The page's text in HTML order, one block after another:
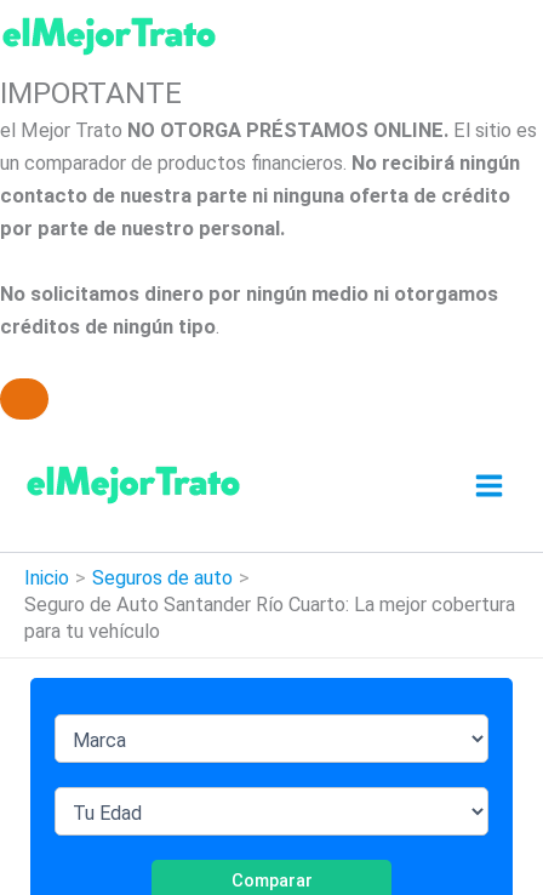
IMPORTANTE
el Mejor Trato NO OTORGA PRÉSTAMOS ONLINE. El sitio es
un comparador de productos financieros. No recibirá ningún
contacto de nuestra parte ni ninguna oferta de crédito
por parte de nuestro personal.
No solicitamos dinero por ningún medio ni otorgamos
créditos de ningún tipo.
contenido
Inicio
Seguros de auto
Seguro de Auto Santander Río Cuarto: La mejor cobertura
para tu vehículo
Comparar